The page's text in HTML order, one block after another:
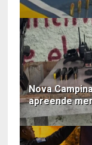
Nova
apreende